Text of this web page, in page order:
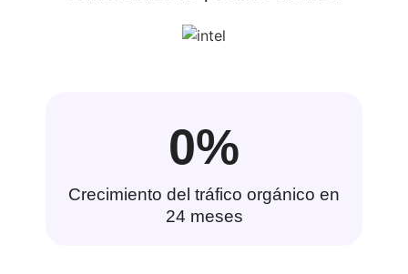
Crecimiento del tráfico orgánico en
24 meses
0%